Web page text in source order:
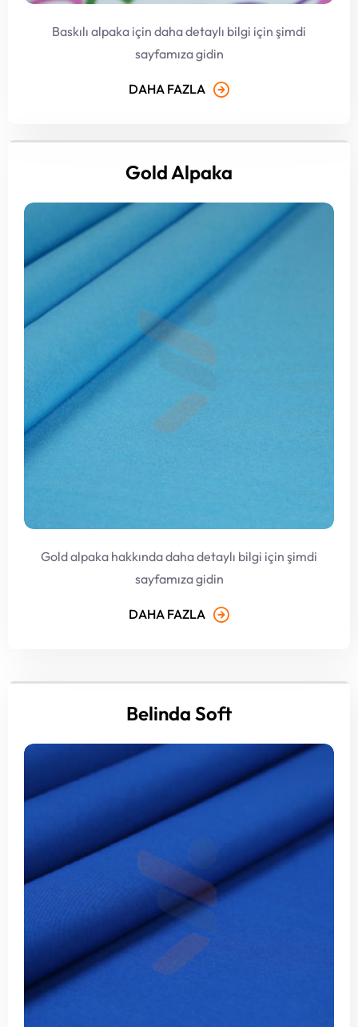
Baskılı alpaka için daha detaylı bilgi için şimdi
sayfamıza gidin
DAHA FAZLA
Gold Alpaka
Gold alpaka hakkında daha detaylı bilgi için şimdi
sayfamıza gidin
DAHA FAZLA
Belinda Soft